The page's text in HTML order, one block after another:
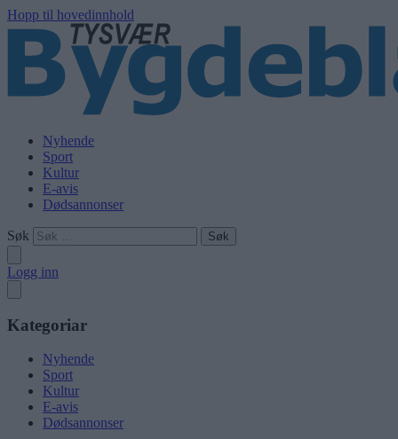
Hopp til hovedinnhold
Nyhende
Sport
Kultur
E-avis
Dødsannonser
Søk
Logg inn
Kategoriar
Nyhende
Sport
Kultur
E-avis
Dødsannonser